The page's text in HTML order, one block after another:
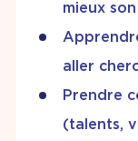
mieux
aller
Prendre
(talents,